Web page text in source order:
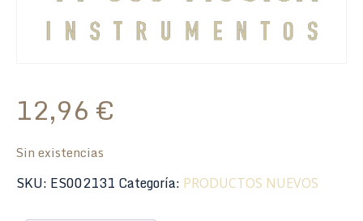
12,96 €
Sin existencias
SKU: ES002131 Categoría: PRODUCTOS NUEVOS